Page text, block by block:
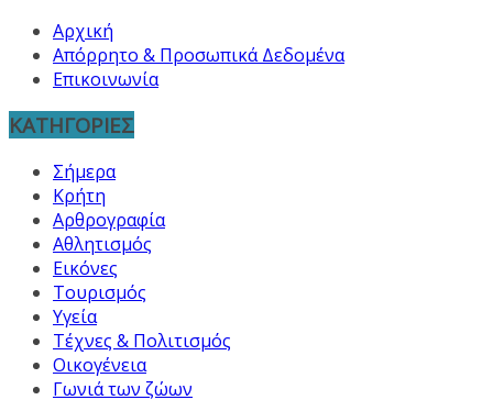
Αρχική
Απόρρητο & Προσωπικά Δεδομένα
Επικοινωνία
ΚΑΤΗΓΟΡΙΕΣ
Σήμερα
Κρήτη
Αρθρογραφία
Αθλητισμός
Εικόνες
Τουρισμός
Υγεία
Τέχνες & Πολιτισμός
Οικογένεια
Γωνιά των ζώων